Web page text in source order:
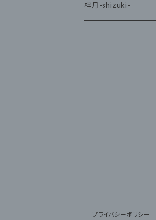
グッズ
梓月-shizuki-
プライバシーポリシー